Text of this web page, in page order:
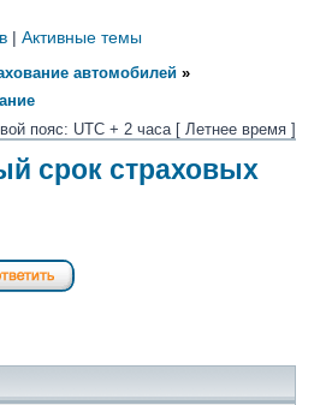
| Активные темы
автомобилей »
пояс: UTC + 2 часа [ Летнее время ]
срок страховых